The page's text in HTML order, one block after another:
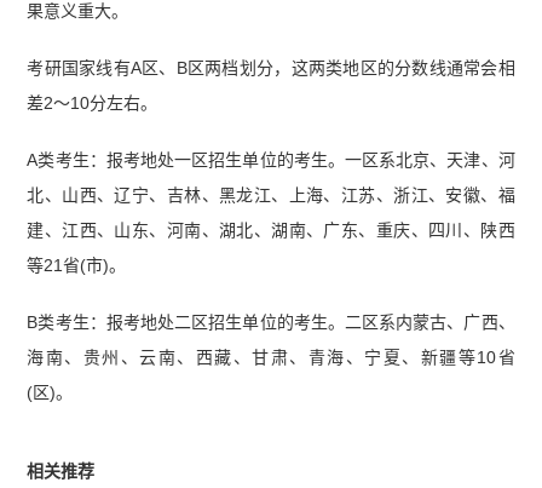
果意义重大。
考研国家线有A区、B区两档划分，这两类地区的分数线通常会相
差2～10分左右。
A类考生：报考地处一区招生单位的考生。一区系北京、天津、河
北、山西、辽宁、吉林、黑龙江、上海、江苏、浙江、安徽、福
建、江西、山东、河南、湖北、湖南、广东、重庆、四川、陕西
等21省(市)。
B类考生：报考地处二区招生单位的考生。二区系内蒙古、广西、
海南、贵州、云南、西藏、甘肃、青海、宁夏、新疆等10省
(区)。
相关推荐